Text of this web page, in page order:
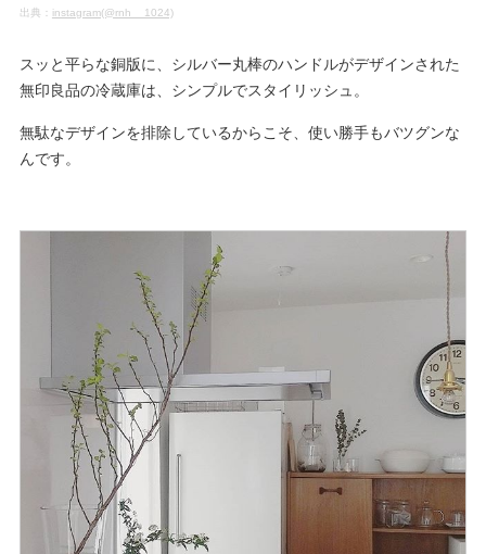
出典： instagram(@rnh__1024)
スッと平らな銅版に、シルバー丸棒のハンドルがデザインされた
無印良品の冷蔵庫は、シンプルでスタイリッシュ。
無駄なデザインを排除しているからこそ、使い勝手もバツグンな
んです。